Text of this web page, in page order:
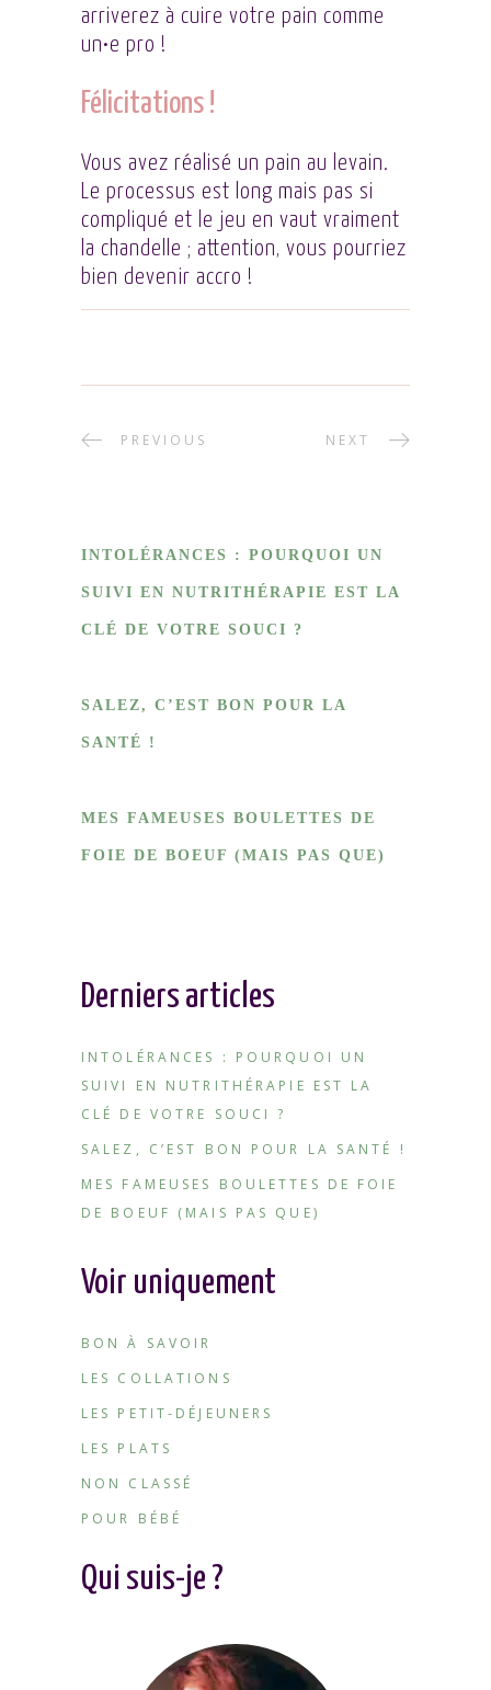
arriverez à cuire votre pain comme
un•e pro !
Félicitations !
Vous avez réalisé un pain au levain.
Le processus est long mais pas si
compliqué et le jeu en vaut vraiment
la chandelle ; attention, vous pourriez
bien devenir accro !
PREVIOUS NEXT
INTOLÉRANCES : POURQUOI UN
SUIVI EN NUTRITHÉRAPIE EST LA
CLÉ DE VOTRE SOUCI ?
SALEZ, C’EST BON POUR LA
SANTÉ !
MES FAMEUSES BOULETTES DE
FOIE DE BOEUF (MAIS PAS QUE)
Derniers articles
INTOLÉRANCES : POURQUOI UN
SUIVI EN NUTRITHÉRAPIE EST LA
CLÉ DE VOTRE SOUCI ?
SALEZ, C’EST BON POUR LA SANTÉ !
MES FAMEUSES BOULETTES DE FOIE
DE BOEUF (MAIS PAS QUE)
Voir uniquement
BON À SAVOIR
LES COLLATIONS
LES PETIT-DÉJEUNERS
LES PLATS
NON CLASSÉ
POUR BÉBÉ
Qui suis-je ?